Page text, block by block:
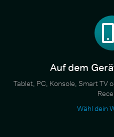
Auf dem
Tablet, PC, Konsole, Smart TV
Wähl dein